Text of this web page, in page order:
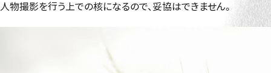
人物撮影を行う上での核になるので、妥協はできません。